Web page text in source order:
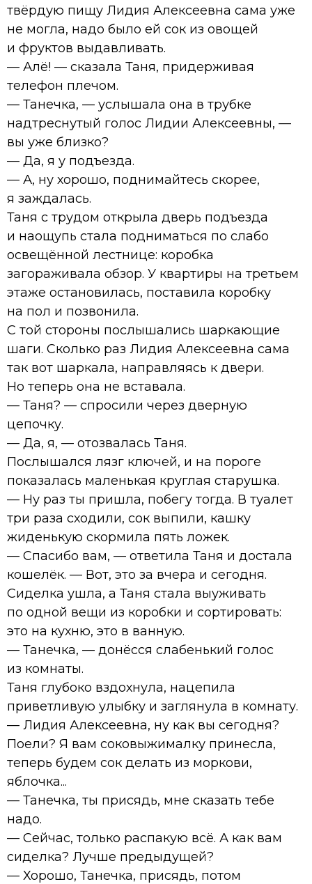
твёрдую пищу Лидия Алексеевна сама уже
не могла, надо было ей сок из овощей
и фруктов выдавливать.
— Алё! — сказала Таня, придерживая
телефон плечом.
— Танечка, — услышала она в трубке
надтреснутый голос Лидии Алексеевны, —
вы уже близко?
— Да, я у подъезда.
— А, ну хорошо, поднимайтесь скорее,
я заждалась.
Таня с трудом открыла дверь подъезда
и наощупь стала подниматься по слабо
освещённой лестнице: коробка
загораживала обзор. У квартиры на третьем
этаже остановилась, поставила коробку
на пол и позвонила.
С той стороны послышались шаркающие
шаги. Сколько раз Лидия Алексеевна сама
так вот шаркала, направляясь к двери.
Но теперь она не вставала.
— Таня? — спросили через дверную
цепочку.
— Да, я, — отозвалась Таня.
Послышался лязг ключей, и на пороге
показалась маленькая круглая старушка.
— Ну раз ты пришла, побегу тогда. В туалет
три раза сходили, сок выпили, кашку
жиденькую скормила пять ложек.
— Спасибо вам, — ответила Таня и достала
кошелёк. — Вот, это за вчера и сегодня.
Сиделка ушла, а Таня стала выуживать
по одной вещи из коробки и сортировать:
это на кухню, это в ванную.
— Танечка, — донёсся слабенький голос
из комнаты.
Таня глубоко вздохнула, нацепила
приветливую улыбку и заглянула в комнату.
— Лидия Алексеевна, ну как вы сегодня?
Поели? Я вам соковыжималку принесла,
теперь будем сок делать из моркови,
яблочка...
— Танечка, ты присядь, мне сказать тебе
надо.
— Сейчас, только распакую всё. А как вам
сиделка? Лучше предыдущей?
— Хорошо, Танечка, присядь, потом